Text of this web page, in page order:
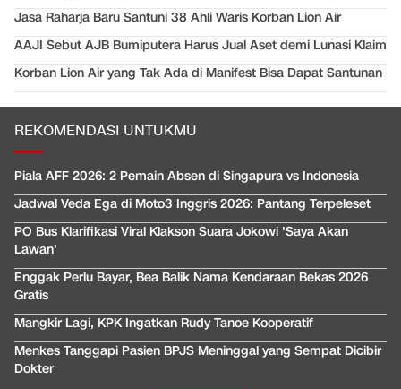
Jasa Raharja Baru Santuni 38 Ahli Waris Korban Lion Air
AAJI Sebut AJB Bumiputera Harus Jual Aset demi Lunasi Klaim
Korban Lion Air yang Tak Ada di Manifest Bisa Dapat Santunan
REKOMENDASI UNTUKMU
Piala AFF 2026: 2 Pemain Absen di Singapura vs Indonesia
Jadwal Veda Ega di Moto3 Inggris 2026: Pantang Terpeleset
PO Bus Klarifikasi Viral Klakson Suara Jokowi 'Saya Akan
Lawan'
Enggak Perlu Bayar, Bea Balik Nama Kendaraan Bekas 2026
Gratis
Mangkir Lagi, KPK Ingatkan Rudy Tanoe Kooperatif
Menkes Tanggapi Pasien BPJS Meninggal yang Sempat Dicibir
Dokter